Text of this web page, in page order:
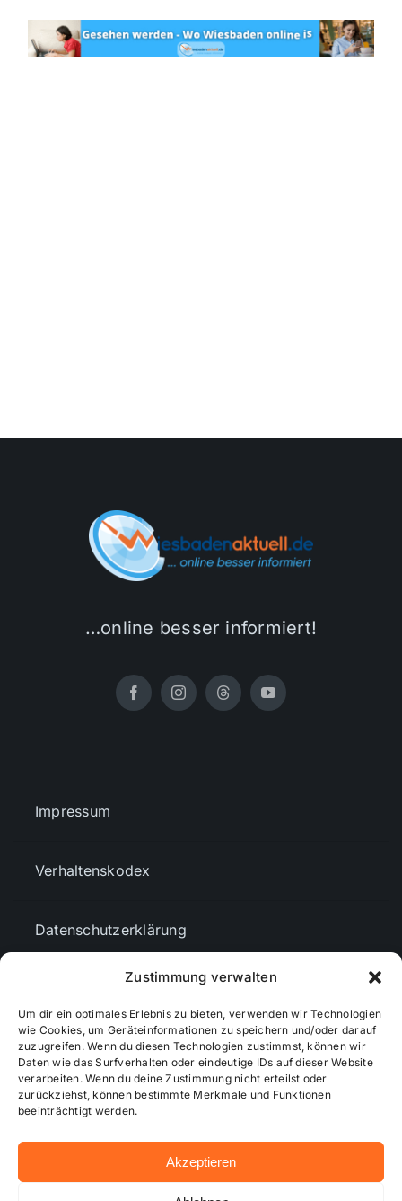
Zustimmung verwalten
Um dir ein optimales Erlebnis zu bieten, verwenden wir Technologien
wie Cookies, um Geräteinformationen zu speichern und/oder darauf
zuzugreifen. Wenn du diesen Technologien zustimmst, können wir
Daten wie das Surfverhalten oder eindeutige IDs auf dieser Website
verarbeiten. Wenn du deine Zustimmung nicht erteilst oder
zurückziehst, können bestimmte Merkmale und Funktionen
beeinträchtigt werden.
Akzeptieren
…online besser informiert!
Impressum
Verhaltenskodex
Datenschutzerklärung
Cookie-Richtlinie (EU)
Mediendaten
© 2026 - Wiesbadenaktuell ...online besser informiert!